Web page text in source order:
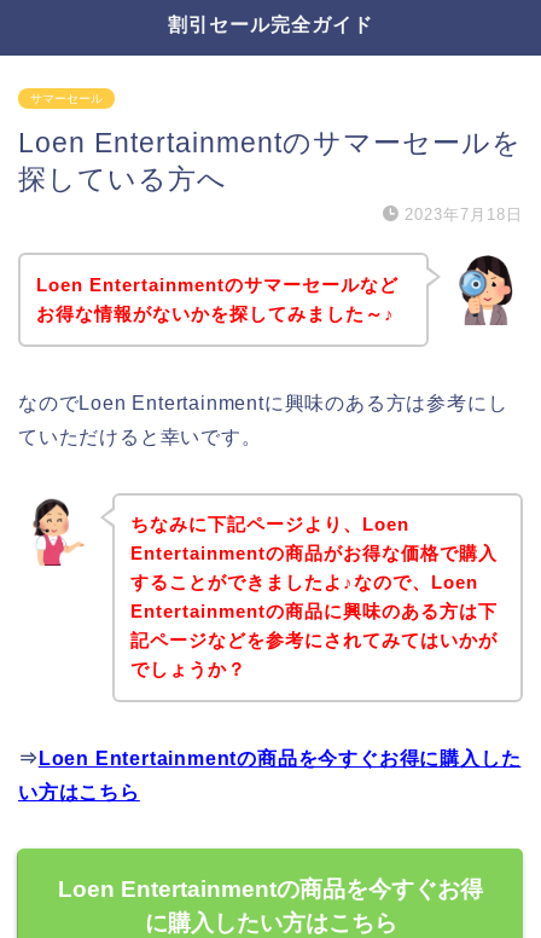
割引セール完全ガイド
サマーセール
Loen Entertainmentのサマーセールを
探している方へ
2023年7月18日
Loen Entertainmentのサマーセールなど
お得な情報がないかを探してみました～♪
なのでLoen Entertainmentに興味のある方は参考にし
ていただけると幸いです。
ちなみに下記ページより、Loen
Entertainmentの商品がお得な価格で購入
することができましたよ♪なので、Loen
Entertainmentの商品に興味のある方は下
記ページなどを参考にされてみてはいかが
でしょうか？
⇒ Loen Entertainmentの商品を今すぐお得に購入した
い方はこちら
Loen Entertainmentの商品を今すぐお得
に購入したい方はこちら